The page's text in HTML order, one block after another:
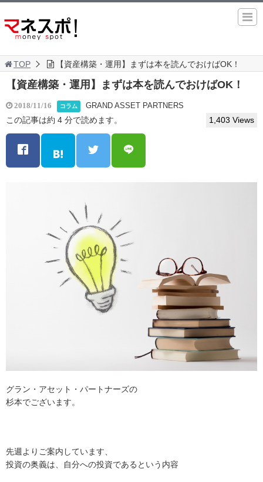
TOP 【資産構築・運用】まずは本を読んでおけばOK！
【資産構築・運用】まずは本を読んでおけばOK！
2018/11/16 コラム GRAND ASSET PARTNERS
この記事は約 4 分で読めます。 1,403 Views
グラン・アセット・パートナーズの
杉本でございます。
先週よりご案内しています、
投資の奥義は、自分への投資であるという内容